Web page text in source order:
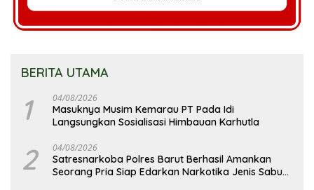
BERITA UTAMA
1 04/08/2026
Masuknya Musim Kemarau PT Pada Idi
Langsungkan Sosialisasi Himbauan Karhutla
2 04/08/2026
Satresnarkoba Polres Barut Berhasil Amankan
Seorang Pria Siap Edarkan Narkotika Jenis Sabu